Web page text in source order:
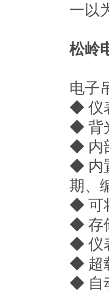
一以
松岭
电子
◆ 仪
◆ 背
◆ 内
◆ 内
期、
◆ 可
◆ 存
◆ 仪
◆ 超
◆ 自